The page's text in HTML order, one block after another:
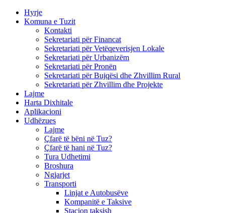
Hyrje
Komuna e Tuzit
Kontakti
Sekretariati për Financat
Sekretariati për Vetëqeverisjen Lokale
Sekretariati për Urbanizëm
Sekretariati për Pronën
Sekretariati për Bujqësi dhe Zhvillim Rural
Sekretariati për Zhvillim dhe Projekte
Lajme
Harta Dixhitale
Aplikacioni
Udhëzues
Lajme
Çfarë të bëni në Tuz?
Çfarë të hani në Tuz?
Tura Udhetimi
Broshura
Ngjarjet
Transporti
Linjat e Autobusëve
Kompanitë e Taksive
Stacion taksish